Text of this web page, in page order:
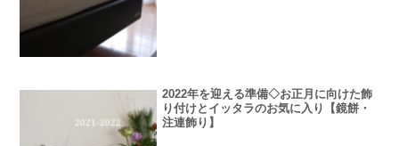
2022年を迎える準備◇お正月に向けた飾
り付けとイッタラのお気に入り【鏡餅・
注連飾り】